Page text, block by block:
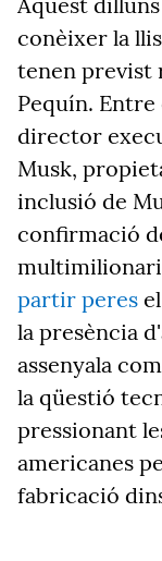
conèixer la
tenen previst
Pequín. Entre
director
Musk,
inclusió de
confirmació
partir peres
la presència
assenyala
la qüestió
pressionant
americanes
fabricació